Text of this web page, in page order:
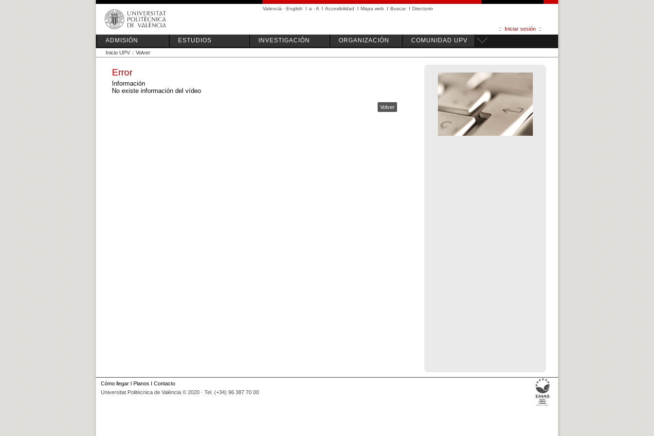
Valencià · English I a ·A I Accesibilidad I Mapa web I Buscar I Directorio
:: Iniciar sesión ::
ADMISIÓN ESTUDIOS INVESTIGACIÓN ORGANIZACIÓN COMUNIDAD UPV
Inicio UPV :: Volver
Error
Información
No existe información del vídeo
Volver
Cómo llegar I Planos I Contacto
Universitat Politècnica de València © 2020 · Tel. (+34) 96 387 70 00